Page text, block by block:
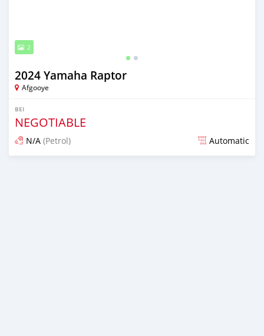
2
2024 Yamaha Raptor
Afgooye
BEI
NEGOTIABLE
N/A (Petrol) Automatic